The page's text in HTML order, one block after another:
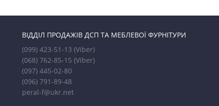
ВІДДІЛ ПРОДАЖІВ ДСП ТА МЕБЛЕВОЇ ФУРНІТУРИ
(099) 423-51-13 (Viber)
(068) 762-85-15 (Viber)
(097) 445-02-80
(096) 791-89-48
peral-f@ukr.net